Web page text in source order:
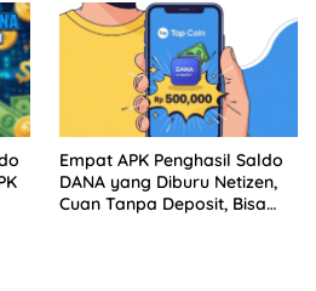
Empat APK Penghasil Saldo
DANA yang Diburu Netizen,
Cuan Tanpa Deposit, Bisa